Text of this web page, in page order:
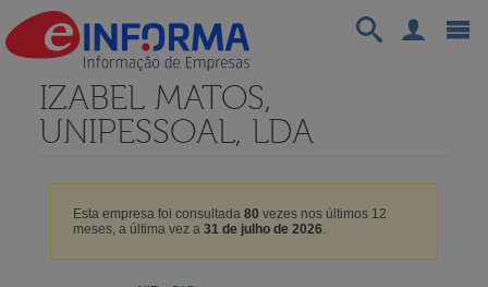
IZABEL MATOS,
UNIPESSOAL, LDA
Esta empresa foi consultada 80 vezes nos últimos 12
meses, a última vez a 31 de julho de 2026.